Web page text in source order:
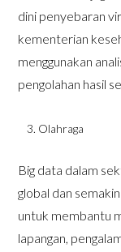
dini penyebaran
kementerian
menggunakan
pengolahan hasil
Olahraga
Big data dalam
global dan
untuk membantu
lapangan,